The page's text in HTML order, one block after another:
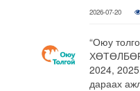
2026-07-20
“Оюу
2024,
дараах